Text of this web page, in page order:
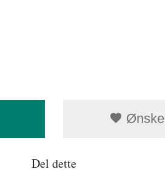
Del dette